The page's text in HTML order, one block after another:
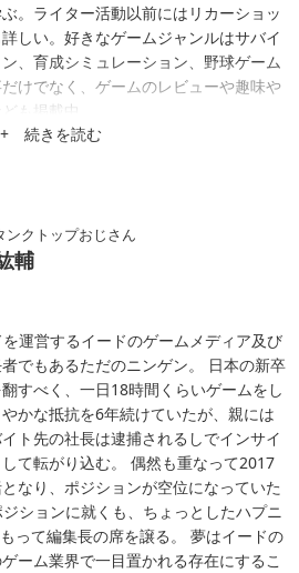
。ライター活動以前にはリカーショッ
しい。好きなゲームジャンルはサバイ
、育成シミュレーション、野球ゲーム
けでなく、ゲームのレビューや趣味や
も掲載中。
+ 続きを読む
ンクトップおじさん
輔
運営するイードのゲームメディア及び
でもあるただのニンゲン。 日本の新卒
すべく、一日18時間くらいゲームをし
かな抵抗を6年続けていたが、親には
ト先の社長は逮捕されるしでインサイ
て転がり込む。 偶然も重なって2017
なり、ポジションが空位になっていた
ションに就くも、ちょっとしたハプニ
って編集長の席を譲る。 夢はイードの
ーム業界で一目置かれる存在にするこ